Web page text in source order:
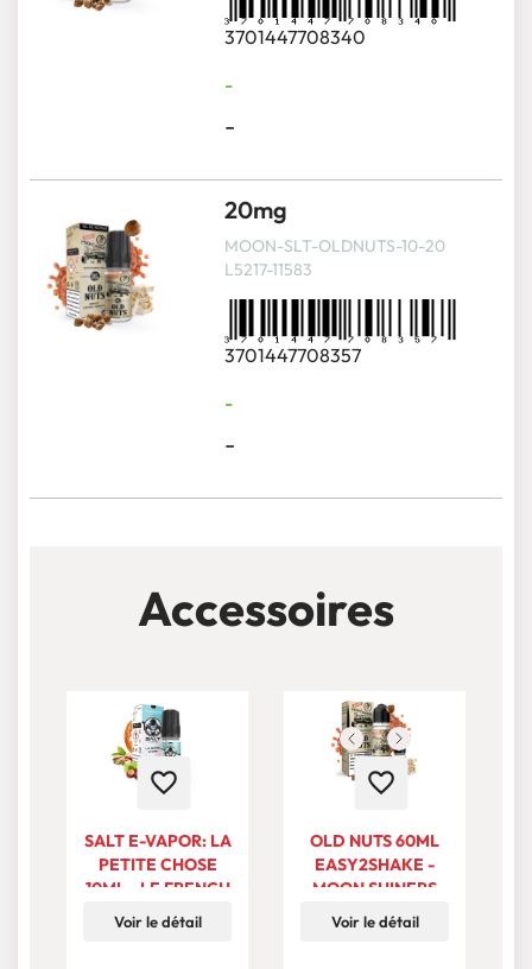
3701447708340
-
-
20mg
MOON-SLT-OLDNUTS-10-20
L5217-11583
3701447708357
-
-
Accessoires
favorite_border
SALT E-VAPOR: LA
PETITE CHOSE
10ML - LE FRENCH
LIQUIDE
Voir le détail
favorite_border
OLD NUTS 60ML
EASY2SHAKE -
MOON SHINERS
BY LE FRENCH
Voir le détail